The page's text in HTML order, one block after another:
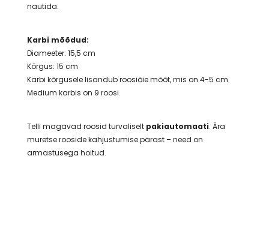
nautida.
Karbi mõõdud:
Diameeter: 15,5 cm
Kõrgus: 15 cm
Karbi kõrgusele lisandub roosiõie mõõt, mis on 4-5 cm
Medium karbis on 9 roosi.
Telli magavad roosid turvaliselt pakiautomaati. Ära
muretse rooside kahjustumise pärast – need on
armastusega hoitud.